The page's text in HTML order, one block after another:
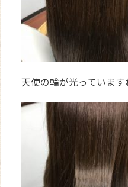
天使の輪が光っています